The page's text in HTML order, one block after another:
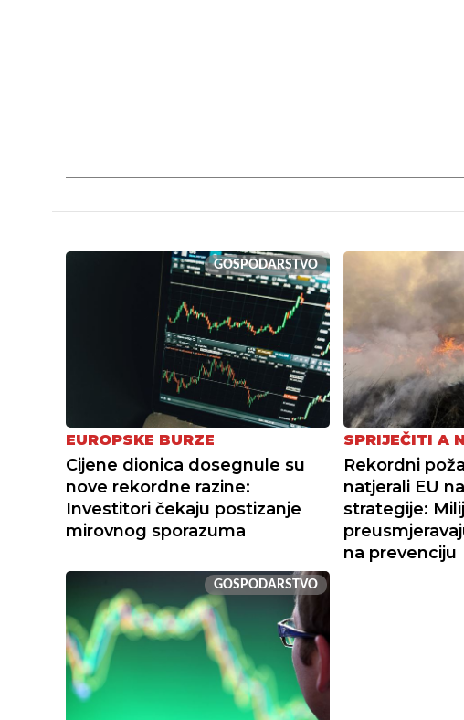
GOSPODARSTVO
EUROPSKE BURZE
Cijene dionica dosegnule su
nove rekordne razine:
Investitori čekaju postizanje
mirovnog sporazuma
SPRIJEČITI A
Rekordni
natjerali EU
strategije:
na prevenciju
GOSPODARSTVO